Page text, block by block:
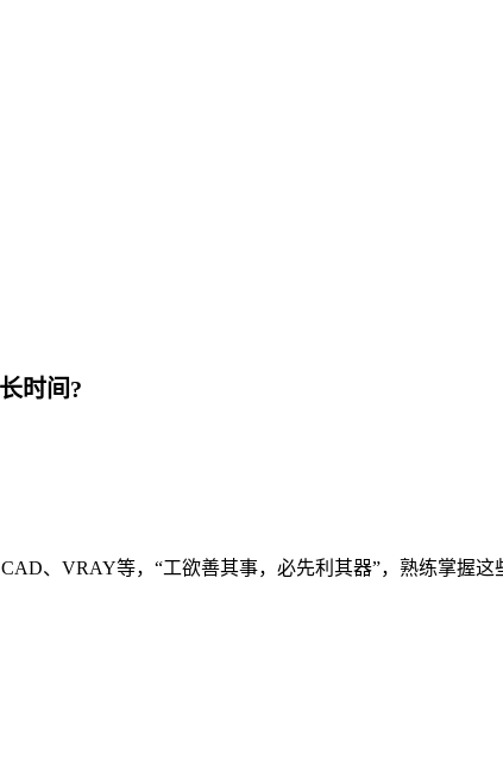
时间?
、VRAY等，“工欲善其事，必先利其器”，熟练掌握